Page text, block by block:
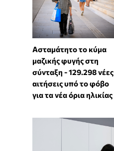
Ασταμάτητο το κύμα
μαζικής φυγής στη
σύνταξη - 129.298 νέες
αιτήσεις υπό το φόβο
για τα νέα όρια ηλικίας